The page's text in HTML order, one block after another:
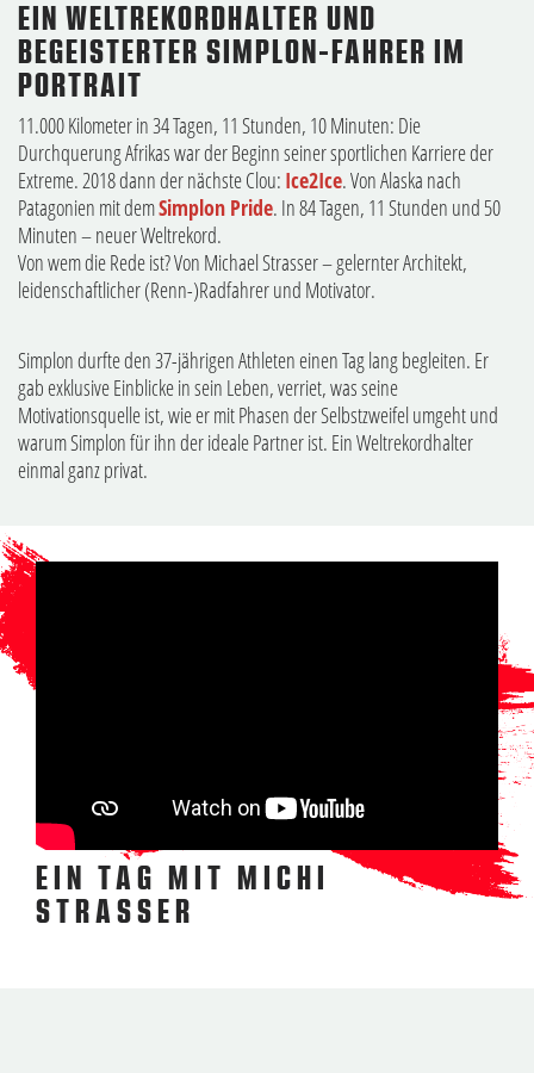
EIN WELTREKORDHALTER UND
BEGEISTERTER SIMPLON-FAHRER IM
PORTRAIT
11.000 Kilometer in 34 Tagen, 11 Stunden, 10 Minuten: Die
Durchquerung Afrikas war der Beginn seiner sportlichen Karriere der
Extreme. 2018 dann der nächste Clou: Ice2Ice. Von Alaska nach
Patagonien mit demSimplon Pride. In 84 Tagen, 11 Stunden und 50
Minuten – neuer Weltrekord.
Von wem die Rede ist? Von Michael Strasser – gelernter Architekt,
leidenschaftlicher (Renn-)Radfahrer und Motivator.
Simplon durfte den 37-jährigen Athleten einen Tag lang begleiten. Er
gab exklusive Einblicke in sein Leben, verriet, was seine
Motivationsquelle ist, wie er mit Phasen der Selbstzweifel umgeht und
warum Simplon für ihn der ideale Partner ist. Ein Weltrekordhalter
einmal ganz privat.
EIN TAG MIT MICHI
STRASSER